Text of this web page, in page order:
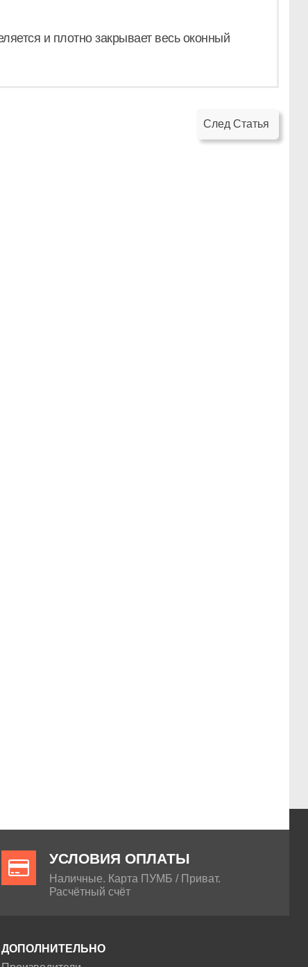
и плотно закрывает весь оконный
След Статья
УСЛОВИЯ ОПЛАТЫ
Наличные. Карта ПУМБ / Приват.
Расчётный счёт
ДОПОЛНИТЕЛЬНО